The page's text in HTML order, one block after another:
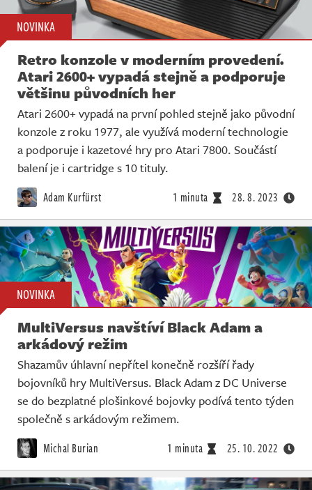
NOVINKA
Retro konzole v moderním provedení.
Atari 2600+ vypadá stejně a podporuje
většinu původních her
Atari 2600+ vypadá na první pohled stejně jako původní
konzole z roku 1977, ale využívá moderní technologie
a podporuje i kazetové hry pro Atari 7800. Součástí
balení je i cartridge s 10 tituly.
Adam Kurfürst 1 minuta 28. 8. 2023
NOVINKA
MultiVersus navštíví Black Adam a
arkádový režim
Shazamův úhlavní nepřítel konečně rozšíří řady
bojovníků hry MultiVersus. Black Adam z DC Universe
se do bezplatné plošinkové bojovky podívá tento týden
společně s arkádovým režimem.
Michal Burian 1 minuta 25. 10. 2022